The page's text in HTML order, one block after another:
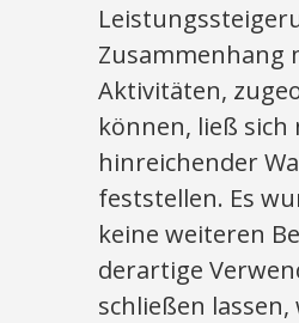
Zusammenhang
Aktivitäten,
können, ließ
hinreichender
feststellen. Es
keine weiteren
derartige
schließen lassen,